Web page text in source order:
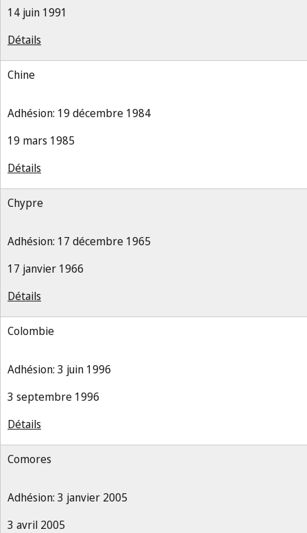
14 juin 1991
Détails
Chine
Adhésion: 19 décembre 1984
19 mars 1985
Détails
Chypre
Adhésion: 17 décembre 1965
17 janvier 1966
Détails
Colombie
Adhésion: 3 juin 1996
3 septembre 1996
Détails
Comores
Adhésion: 3 janvier 2005
3 avril 2005